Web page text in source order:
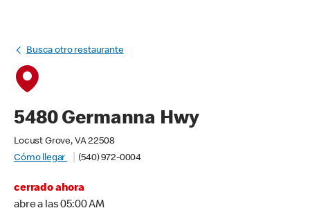
Busca otro restaurante
5480 Germanna Hwy
Locust Grove, VA 22508
Cómo llegar
(540) 972-0004
cerrado ahora
abre a las 05:00 AM